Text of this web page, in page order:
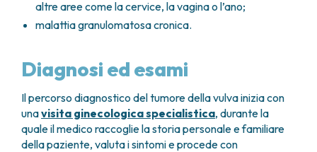
altre aree come la cervice, la vagina o l’ano;
malattia granulomatosa cronica.
Diagnosi ed esami
Il percorso diagnostico del tumore della vulva inizia con
unavisita ginecologica specialistica, durante la
quale il medico raccoglie la storia personale e familiare
della paziente, valuta i sintomi e procede con